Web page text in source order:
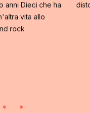
anni Dieci che ha
vita allo
rock